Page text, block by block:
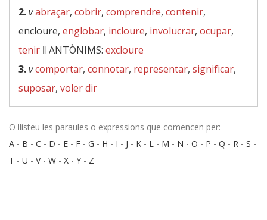
2.vabraçar, cobrir, comprendre, contenir,
encloure, englobar, incloure, involucrar, ocupar,
tenir ‖ ANTÒNIMS: excloure
3.vcomportar, connotar, representar, significar,
suposar, voler dir
O llisteu les paraules o expressions que comencen per:
A - B - C - D - E - F - G - H - I - J - K - L - M - N - O - P - Q - R - S -
T - U - V- W - X - Y - Z